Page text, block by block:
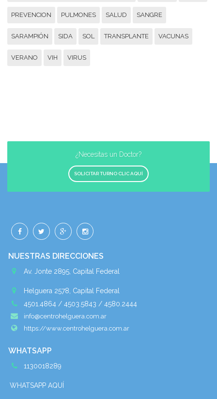
PREVENCION PULMONES SALUD SANGRE
SARAMPIÓN SIDA SOL TRANSPLANTE VACUNAS
VERANO VIH VIRUS
¿Necesitas un Doctor?
SOLICITAR TURNO CLIC AQUÍ
NUESTRAS DIRECCIONES
Av. Jonte 2895, Capital Federal
Helguera 2578, Capital Federal
4501.4864 / 4503.5843 / 4580.2444
info@centrohelguera.com.ar
https://www.centrohelguera.com.ar
WHATSAPP
1130018289
WHATSAPP AQUÍ